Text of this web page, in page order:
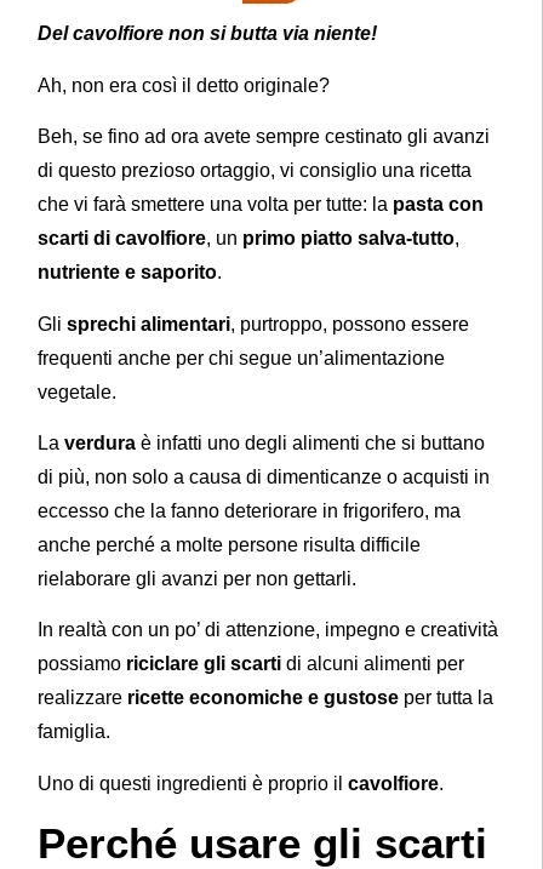
Del cavolfiore non si butta via niente!
Ah, non era così il detto originale?
Beh, se fino ad ora avete sempre cestinato gli avanzi
di questo prezioso ortaggio, vi consiglio una ricetta
che vi farà smettere una volta per tutte: la pasta con
scarti di cavolfiore, un primo piatto salva-tutto,
nutriente e saporito.
Glisprechi alimentari, purtroppo, possono essere
frequenti anche per chi segue un’alimentazione
vegetale.
Laverdura è infatti uno degli alimenti che si buttano
di più, non solo a causa di dimenticanze o acquisti in
eccesso che la fanno deteriorare in frigorifero, ma
anche perché a molte persone risulta difficile
rielaborare gli avanzi per non gettarli.
In realtà con un po’ di attenzione, impegno e creatività
possiamo riciclare gli scarti di alcuni alimenti per
realizzare ricette economiche e gustose per tutta la
famiglia.
Uno di questi ingredienti è proprio ilcavolfiore.
Perché usare gli scarti